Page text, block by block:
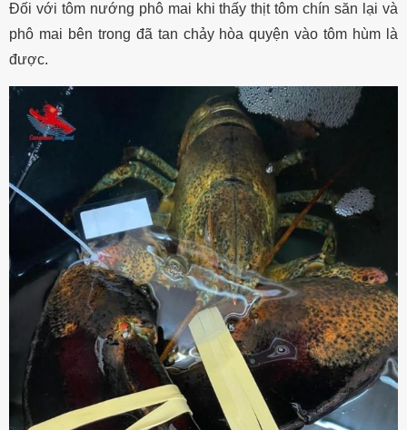
Đối với tôm nướng phô mai khi thấy thịt tôm chín săn lại và
phô mai bên trong đã tan chảy hòa quyện vào tôm hùm là
được.